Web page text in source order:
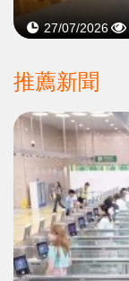
27/07/2026
推薦新聞